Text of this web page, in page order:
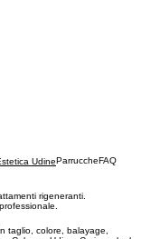
rigeneranti.